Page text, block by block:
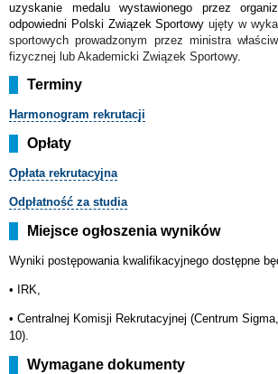
uzyskanie medalu wystawionego przez
odpowiedni Polski Związek Sportowy ujęty w
sportowych prowadzonym przez ministra
fizycznej lub Akademicki Związek Sportowy.
Terminy
Harmonogram rekrutacji
Opłaty
Opłata rekrutacyjna
Odpłatność za studia
Miejsce ogłoszenia wyników
Wyniki postępowania kwalifikacyjnego dostępne
• IRK,
• Centralnej Komisji Rekrutacyjnej (Centrum
10).
Wymagane dokumenty